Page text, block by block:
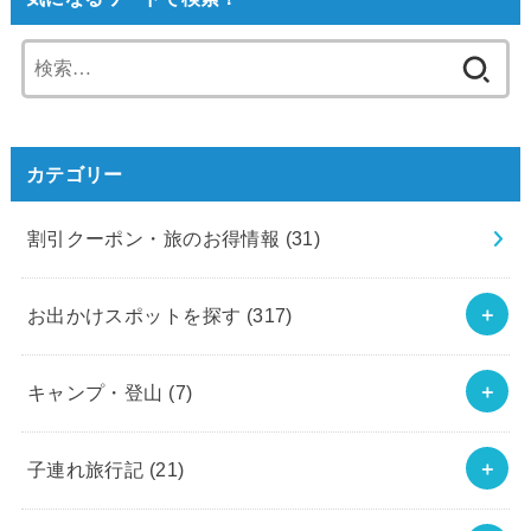
索:
カテゴリー
割引クーポン・旅のお得情報 (31)
お出かけスポットを探す (317)
キャンプ・登山 (7)
子連れ旅行記 (21)